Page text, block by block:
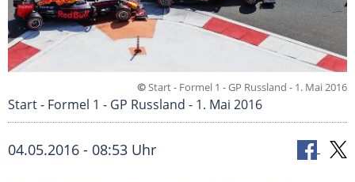
©Start - Formel 1 - GP Russland - 1. Mai 2016
Start - Formel 1 - GP Russland - 1. Mai 2016
04.05.2016 - 08:53 Uhr